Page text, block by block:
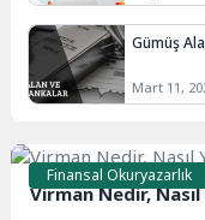
Gümüş
Mart 11,
Finansal Okuryazarlık
Virman Nedir,